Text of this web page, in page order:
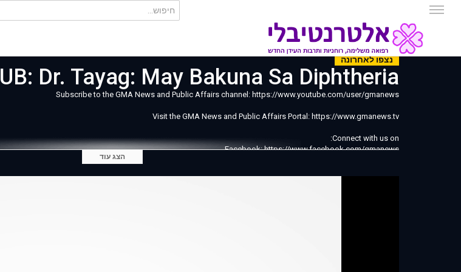
נצפו לאחרונה
UB: Dr. Tayag: May Bakuna Sa Diphtheria דיפתריה
Subscribe to the GMA News and Public Affairs channel: https://www.youtube.com/user/gmanews
Visit the GMA News and Public Affairs Portal: https://www.gmanews.tv
Connect with us on:
Facebook: https://www.facebook.com/gmanews
הצג עוד